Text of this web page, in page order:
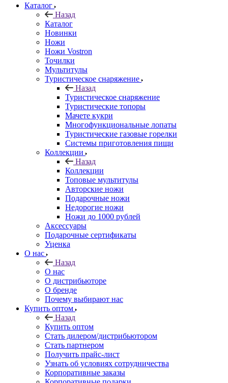
Каталог
Назад
Каталог
Новинки
Ножи
Ножи Vostron
Точилки
Мультитулы
Туристическое снаряжение
Назад
Туристическое снаряжение
Туристические топоры
Мачете кукри
Многофункциональные лопаты
Туристические газовые горелки
Системы приготовления пищи
Коллекции
Назад
Коллекции
Топовые мультитулы
Авторские ножи
Подарочные ножи
Недорогие ножи
Ножи до 1000 рублей
Аксессуары
Подарочные сертификаты
Уценка
О нас
Назад
О нас
О дистрибьюторе
О бренде
Почему выбирают нас
Купить оптом
Назад
Купить оптом
Стать дилером/дистрибьютором
Стать партнером
Получить прайс-лист
Узнать об условиях сотрудничества
Корпоративные заказы